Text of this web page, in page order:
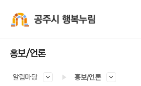
홍보/언론
알림마당 홍보/언론